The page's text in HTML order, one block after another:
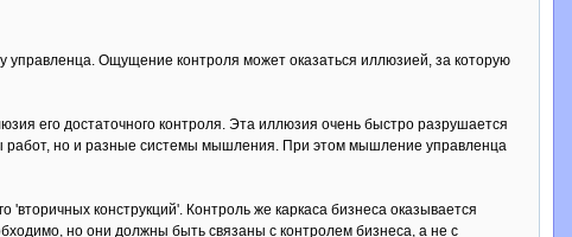
управленца. Ощущение контроля может оказаться иллюзией, за которую
его достаточного контроля. Эта иллюзия очень быстро разрушается
работ, но и разные системы мышления. При этом мышление управленца
конструкций'. Контроль же каркаса бизнеса оказывается
но они должны быть связаны с контролем бизнеса, а не с